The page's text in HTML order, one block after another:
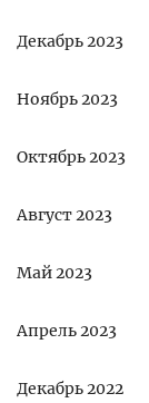
Декабрь 2023
Ноябрь 2023
Октябрь 2023
Август 2023
Май 2023
Апрель 2023
Декабрь 2022